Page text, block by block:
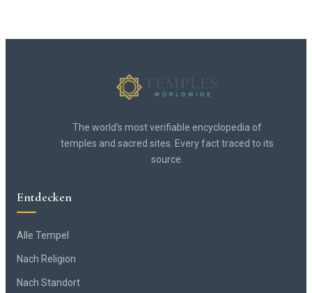
The world's most verifiable encyclopedia of
temples and sacred sites. Every fact traced to its
source.
Entdecken
Alle Tempel
Nach Religion
Nach Standort